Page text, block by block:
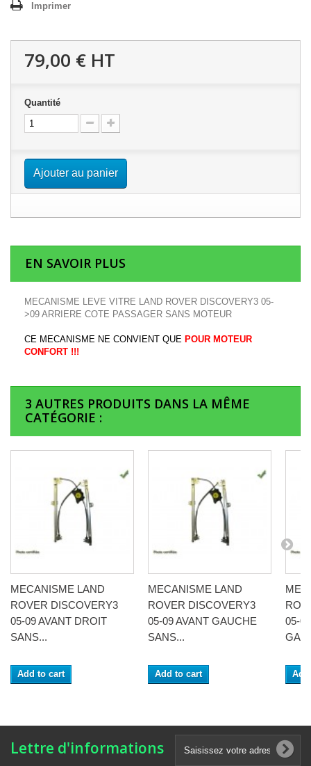
Imprimer
79,00 € HT
Quantité
Ajouter au panier
EN SAVOIR PLUS
MECANISME LEVE VITRE LAND ROVER DISCOVERY3 05-
>09 ARRIERE COTE PASSAGER SANS MOTEUR
CE MECANISME NE CONVIENT QUE POUR MOTEUR
CONFORT !!!
3 AUTRES PRODUITS DANS LA MÊME
CATÉGORIE :
MECANISME LAND
ROVER DISCOVERY3
05-09 AVANT DROIT
SANS...
Add to cart
MECANISME LAND
ROVER DISCOVERY3
05-09 AVANT GAUCHE
SANS...
Add to cart
05-
Lettre d'informations